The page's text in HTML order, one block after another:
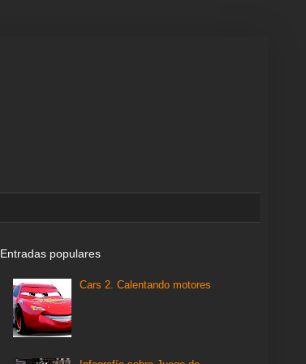
Entradas populares
Cars 2. Calentando motores